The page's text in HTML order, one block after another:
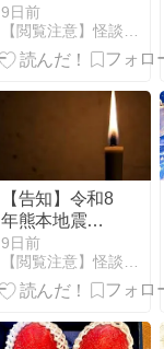
い誰かがくれ
た三つの栗
9日前
【閲覧注意】怪談の森【怖い話まとめ】
【告知】令和8
年熊本地震に
係る義援金の
受付について
9日前
【閲覧注意】怪談の森【怖い話まとめ】